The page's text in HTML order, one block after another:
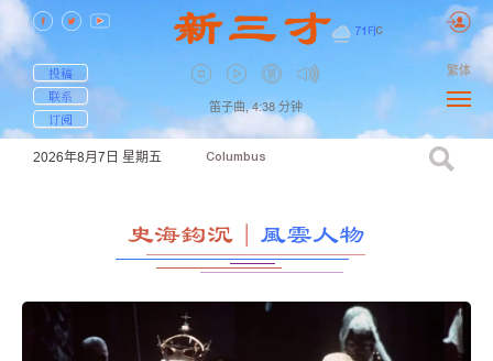
71 F| C
投稿
联系
订阅
笛子曲, 4:38 分钟
繁体
2026年8月7日 星期五 Columbus
史海鈎沉 ｜ 風雲人物